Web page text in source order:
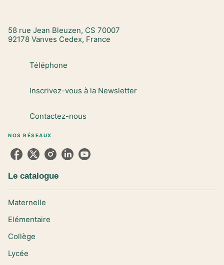
58 rue Jean Bleuzen, CS 70007
92178 Vanves Cedex, France
Téléphone
Inscrivez-vous à la Newsletter
Contactez-nous
NOS RÉSEAUX
Le catalogue
Maternelle
Elémentaire
Collège
Lycée